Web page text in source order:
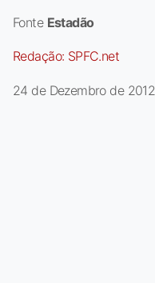
Fonte Estadão
Redação: SPFC.net
24 de Dezembro de 2012